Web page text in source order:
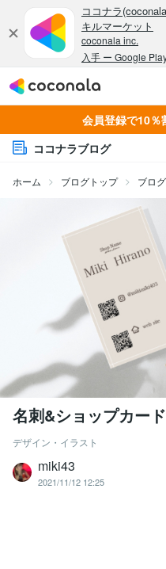
会員登録で10％
ココナラブログ
ホーム ブログトップ ブログ
名刺&ショップカー
デザイン・イラスト
miki43
2021/11/12 12:25